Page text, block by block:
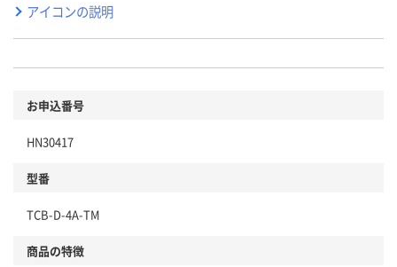
アイコンの説明
お申込番号
HN30417
型番
TCB-D-4A-TM
商品の特徴